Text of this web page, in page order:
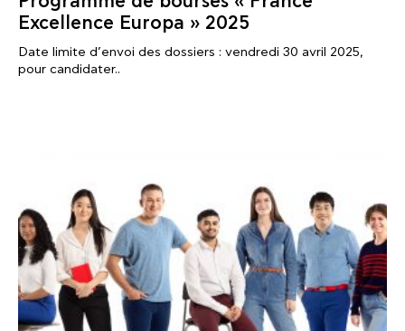
Excellence Europa » 2025
Date limite d’envoi des dossiers : vendredi 30 avril 2025,
pour candidater..